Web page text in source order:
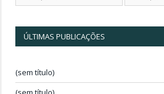
ÚLTIMAS PUBLICAÇÕES
(sem título)